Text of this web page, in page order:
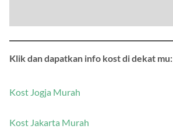
Klik dan dapatkan info kost di dekat mu:
Kost Jogja Murah
Kost Jakarta Murah